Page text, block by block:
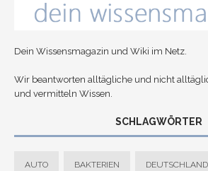
Dein Wissensmagazin und Wiki im Netz.
Wir beantworten alltägliche und nicht
und vermitteln Wissen.
SCHLAGWÖRTER
AUTO BAKTERIEN DEUTSCHLAND